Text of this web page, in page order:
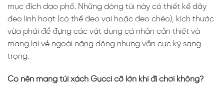
mục đích dạo phố. Những dòng túi này có thiết kế dây
đeo linh hoạt (có thể đeo vai hoặc đeo chéo), kích thước
vừa phải để đựng các vật dụng cá nhân cần thiết và
mang lại vẻ ngoài năng động nhưng vẫn cực kỳ sang
trọng.
Có nên mang túi xách Gucci cỡ lớn khi đi chơi không?